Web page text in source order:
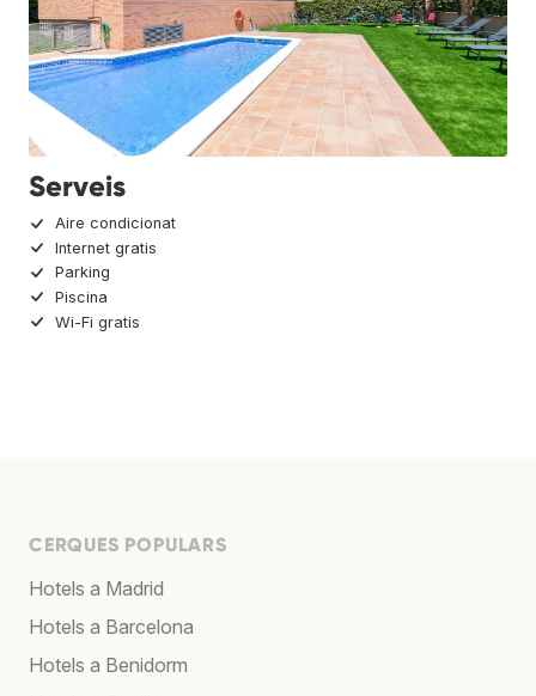
Serveis
Aire condicionat
Internet gratis
Parking
Piscina
Wi-Fi gratis
CERQUES POPULARS
Hotels a Madrid
Hotels a Barcelona
Hotels a Benidorm